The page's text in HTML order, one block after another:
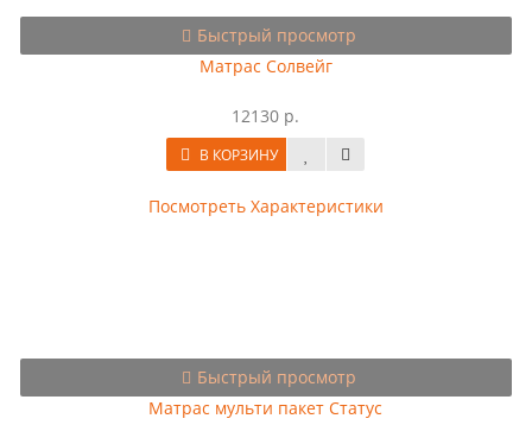
Быстрый просмотр
Матрас Солвейг
12130 р.
В КОРЗИНУ
Посмотреть Характеристики
Быстрый просмотр
Матрас мульти пакет Статус